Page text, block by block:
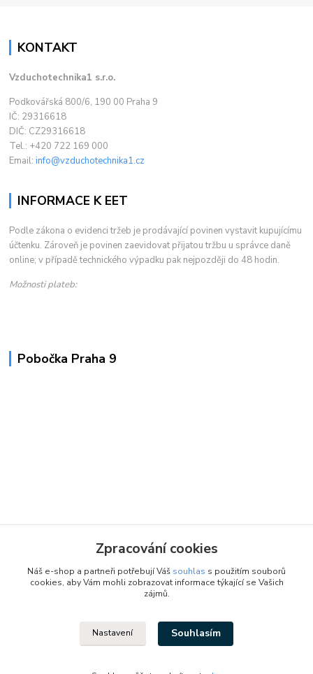
KONTAKT
Vzduchotechnika1 s.r.o.
Podkovářská 800/6, 190 00 Praha 9
IČ: 29316618
DIČ: CZ29316618
Tel.: +420 722 169 000
Email:info@vzduchotechnika1.cz
INFORMACE K EET
Podle zákona o evidenci tržeb je prodávající povinen vystavit kupujícímu
účtenku. Zároveň je povinen zaevidovat přijatou tržbu u správce daně
online; v případě technického výpadku pak nejpozději do 48 hodin.
Možnosti plateb:
Pobočka Praha 9
Zpracování cookies
Náš e-shop a partneři potřebují Váš souhlas s použitím souborů
cookies, aby Vám mohli zobrazovat informace týkající se Vašich
zájmů.
Nastavení Souhlasím